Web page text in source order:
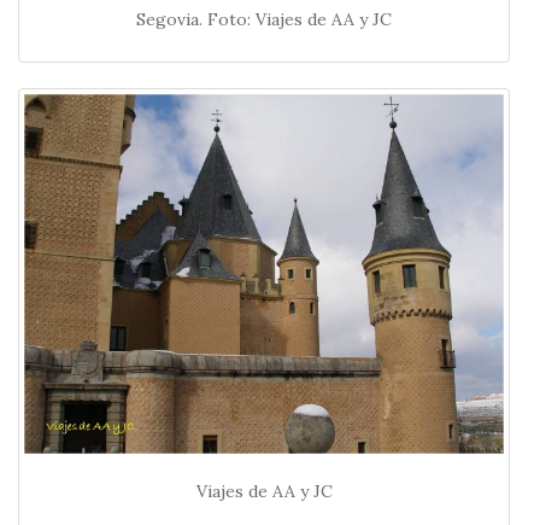
Segovia. Foto: Viajes de AA y JC
Viajes de AA y JC